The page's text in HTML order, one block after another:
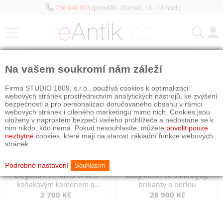
736 646 913(pondělí - čtvrtek, 13 - 18 hod.)
Elegantní stříbrná brož s
koňakovým kamenem a
markazity
2 700 Kč
Zlatý kolier se smaragdy,
brilianty a perlou
28 900 Kč
Na vašem soukromí nám záleží
Firma STUDIO 1809, s.r.o., používá cookies k optimalizaci
webových stránek prostřednictvím analytických nástrojů, ke zvýšení
bezpečnosti a pro personalizaci doručovaného obsahu v rámci
webových stránek i cíleného marketingu mimo nich. Cookies jsou
uloženy v naprostém bezpečí vašeho prohlížeče a nedostane se k
nim nikdo, kdo nemá. Pokud nesouhlasíte, můžete povolit pouze
nezbytné cookies, které mají na starost základní funkce webových
stránek.
Podrobné nastavení Souhlasím